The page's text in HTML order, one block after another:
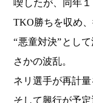
喫したが、同年
TKO勝ちを収め
“悪童対決”とし
さかの波乱。
ネリ選手が再計量
そして興行が予